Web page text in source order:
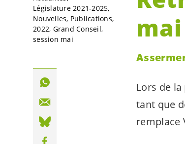
Lors de
tant que
remplace
Législature 2021-2025
Nouvelles Publications
2022 Grand Conseil
session mai